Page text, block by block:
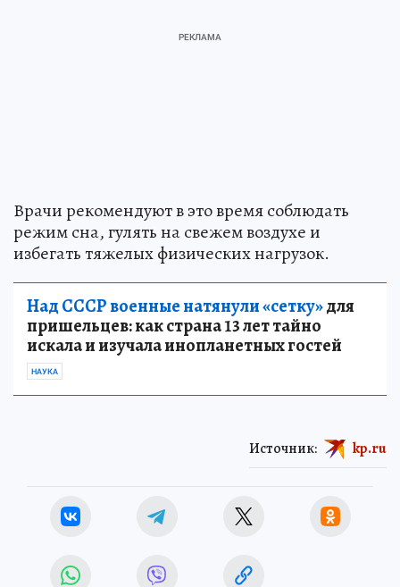
Врачи рекомендуют в это время соблюдать
режим сна, гулять на свежем воздухе и
избегать тяжелых физических нагрузок.
Над СССР военные натянули «сетку»для
пришельцев: как страна 13 лет тайно
искала и изучала инопланетных гостей
НАУКА
Источник: kp.ru